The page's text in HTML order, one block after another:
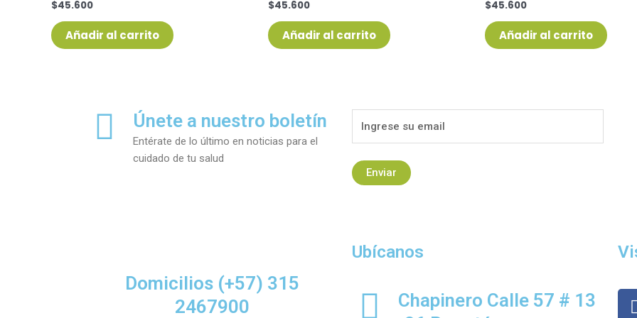
Valorado
con
de
5
$45.600
Añadir al carrito
Valorado
con
de
5
$45.600
Añadir al carrito
Valorado
con
de
5
$45.600
Añadir al carrito
Únete a nuestro boletín
Entérate de lo último en noticias para el
cuidado de tu salud
Domicilios (+57) 315
2467900
Ubícanos
Chapinero Calle 57 # 13